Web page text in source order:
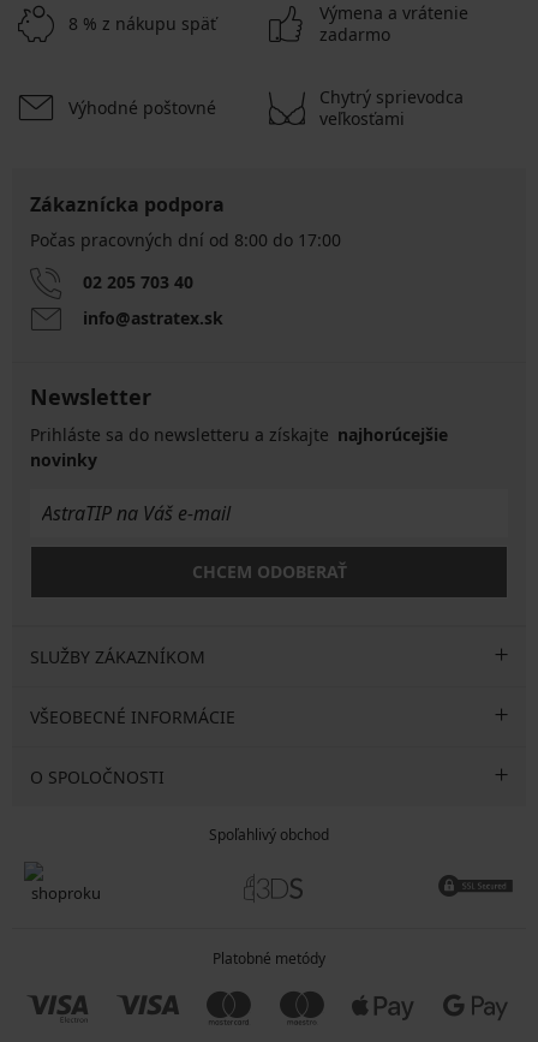
8 % z nákupu späť
Výmena a vrátenie
zadarmo
Výhodné poštovné
Chytrý sprievodca
veľkosťami
Zákaznícka podpora
Počas pracovných dní od 8:00 do 17:00
02 205 703 40
info@astratex.sk
Newsletter
Prihláste sa do newsletteru a získajte najhorúcejšie
novinky
CHCEM ODOBERAŤ
SLUŽBY ZÁKAZNÍKOM
VŠEOBECNÉ INFORMÁCIE
O SPOLOČNOSTI
Spoľahlivý obchod
Platobné metódy